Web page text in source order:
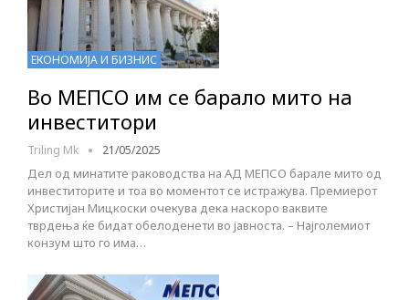
ЕКОНОМИЈА И БИЗНИС
Во МЕПСО им се барало мито на
инвеститори
Triling Mk 21/05/2025
Дел од минатите раководства на АД МЕПСО барале мито од
инвеститорите и тоа во моментот се истражува. Премиерот
Христијан Мицкоски очекува дека наскоро ваквите
тврдења ќе бидат обелоденети во јавноста. – Најголемиот
конзум што го има…